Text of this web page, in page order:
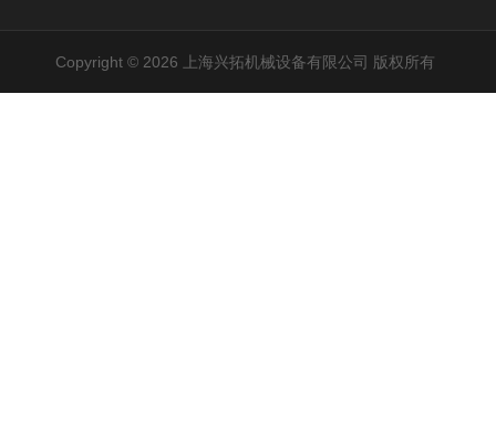
Copyright © 2026 上海兴拓机械设备有限公司 版权所有